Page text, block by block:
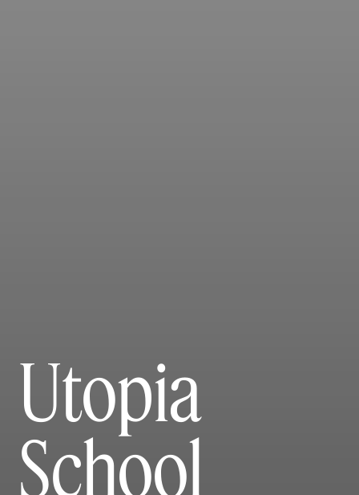
Utopia
School